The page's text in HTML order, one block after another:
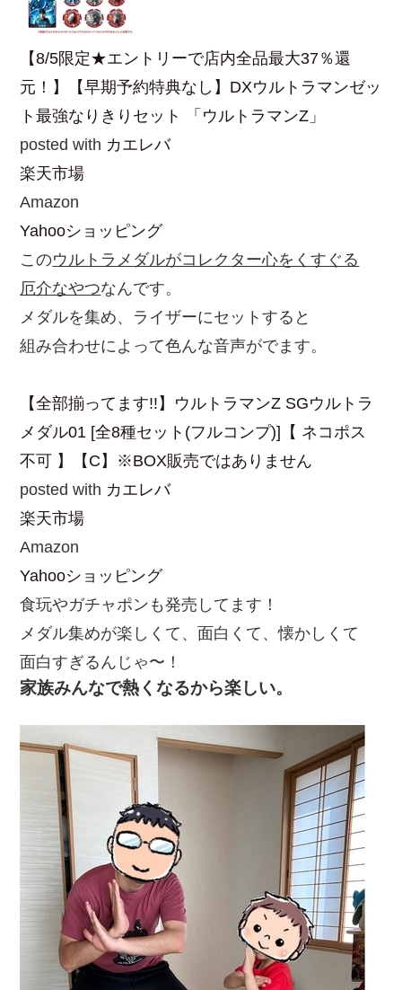
【8/5限定★エントリーで店内全品最大37％還
元！】【早期予約特典なし】DXウルトラマンゼッ
ト最強なりきりセット 「ウルトラマンZ」
posted with カエレバ
楽天市場
Amazon
Yahooショッピング
このウルトラメダルがコレクター心をくすぐる
厄介なやつなんです。
メダルを集め、ライザーにセットすると
組み合わせによって色んな音声がでます。
【全部揃ってます!!】ウルトラマンZ SGウルトラ
メダル01 [全8種セット(フルコンプ)]【 ネコポス
不可 】【C】※BOX販売ではありません
posted with カエレバ
楽天市場
Amazon
Yahooショッピング
食玩やガチャポンも発売してます！
メダル集めが楽しくて、面白くて、懐かしくて
面白すぎるんじゃ〜！
家族みんなで熱くなるから楽しい。